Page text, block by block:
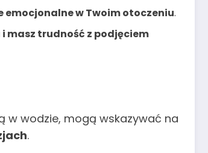
w Twoim otoczeniu.
masz trudność z podjęciem
w wodzie, mogą wskazywać na
.